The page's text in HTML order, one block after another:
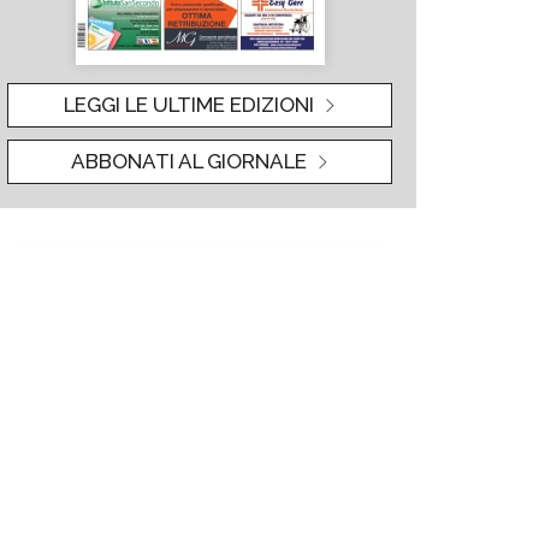
LEGGI LE ULTIME EDIZIONI
ABBONATI AL GIORNALE